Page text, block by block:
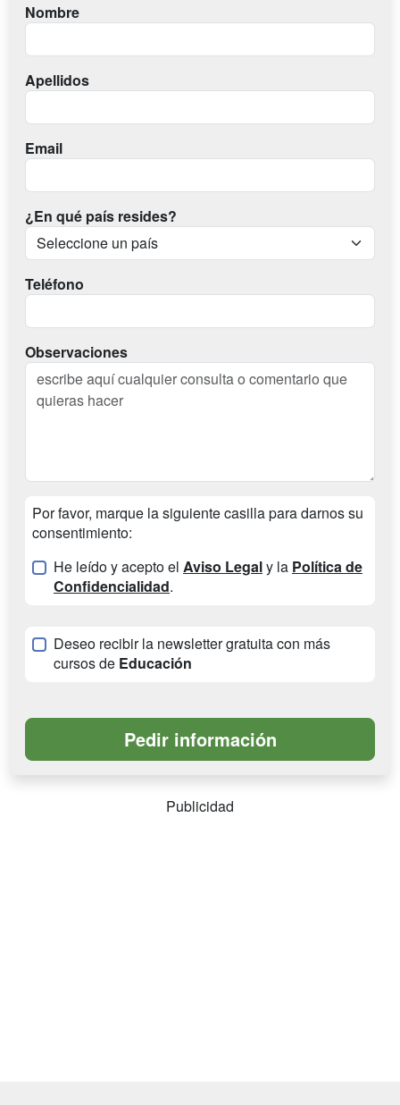
Nombre
Apellidos
Email
¿En qué país resides?
Teléfono
Observaciones
Por favor, marque la siguiente casilla para darnos su
consentimiento:
He leído y acepto el Aviso Legaly la Política de
Confidencialidad.
Deseo recibir la newsletter gratuita con más
cursos de Educación
Publicidad